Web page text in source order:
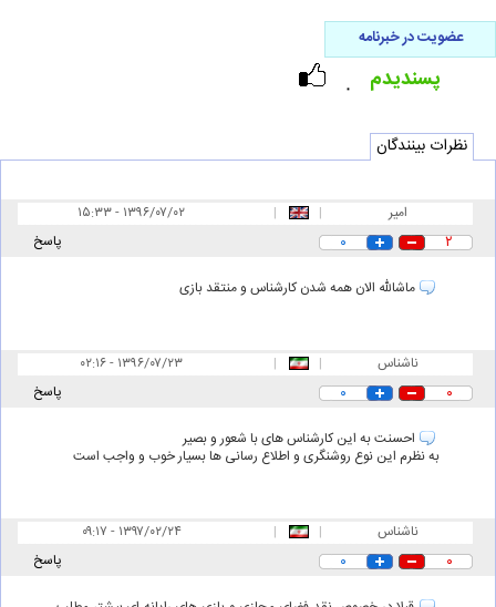
عضویت در خبرنامه
۰ پسندیدم
نظرات بینندگان
امیر |
| ۱۵:۳۳ - ۱۳۹۶/۰۷/۰۲
۲ ۰ پاسخ
ماشالله الان همه شدن کارشناس و منتقد بازی
ناشناس |
| ۰۲:۱۶ - ۱۳۹۶/۰۷/۲۳
۰ ۰ پاسخ
احسنت به این کارشناس های با شعور و بصیر
به نظرم این نوع روشنگری و اطلاع رسانی ها بسیار خوب و واجب است
ناشناس |
| ۰۹:۱۷ - ۱۳۹۷/۰۲/۲۴
۰ ۰ پاسخ